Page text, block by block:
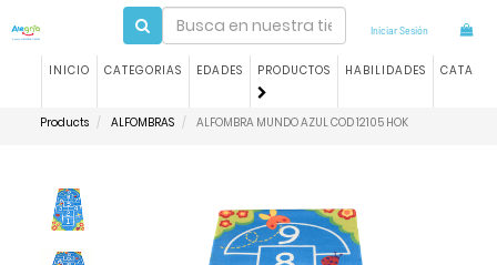
Iniciar Sesión
INICIO CATEGORIAS EDADES PRODUCTOS HABILIDADES
Products ALFOMBRAS ALFOMBRA MUNDO AZUL COD 12105 HOK